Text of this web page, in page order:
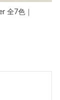
全7色｜